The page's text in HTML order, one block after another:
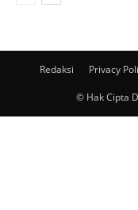
Redaksi Privacy
© Hak Cipta